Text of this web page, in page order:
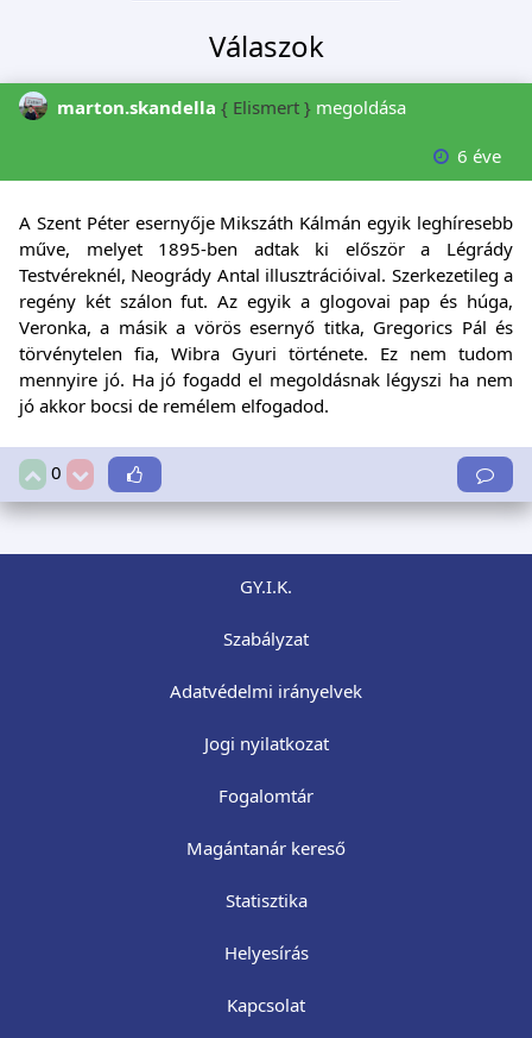
Válaszok
marton.skandella { Elismert } megoldása
6 éve
A Szent Péter esernyője Mikszáth Kálmán egyik leghíresebb
műve, melyet 1895-ben adtak ki először a Légrády
Testvéreknél, Neogrády Antal illusztrációival. Szerkezetileg a
regény két szálon fut. Az egyik a glogovai pap és húga,
Veronka, a másik a vörös esernyő titka, Gregorics Pál és
törvénytelen fia, Wibra Gyuri története. Ez nem tudom
mennyire jó. Ha jó fogadd el megoldásnak légyszi ha nem
jó akkor bocsi de remélem elfogadod.
0
GY.I.K.
Szabályzat
Adatvédelmi irányelvek
Jogi nyilatkozat
Fogalomtár
Magántanár kereső
Statisztika
Helyesírás
Kapcsolat